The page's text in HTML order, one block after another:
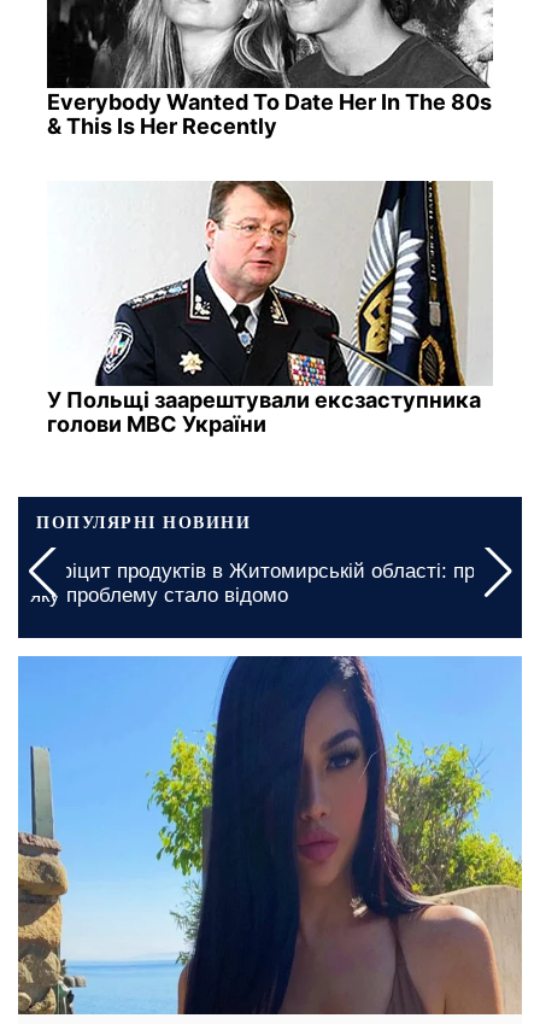
Everybody Wanted To Date Her In The 80s
& This Is Her Recently
У Польщі заарештували ексзаступника
голови МВС України
ПОПУЛЯРНІ НОВИНИ
Безкоштовне житло для ВПО у Дніпропетровській
області: хто саме може отримати дім